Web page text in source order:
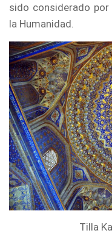
sido considerado por
la Humanidad.
Tilla